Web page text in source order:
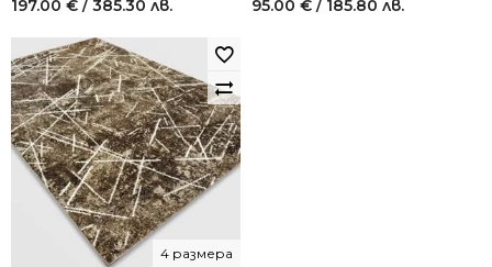
197.00 € / 385.30 лв. 95.00 € / 185.80 лв.
4 размера